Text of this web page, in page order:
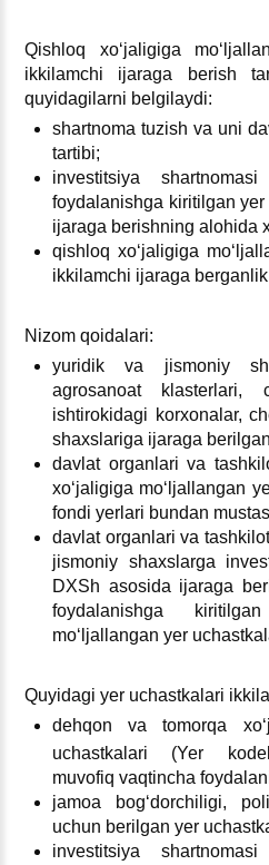
Qishloq хoʻjaligiga
ikkilamchi ijaraga berish
quyidagilarni belgilaydi:
shartnoma tuzish va uni
tartibi;
investitsiya
foydalanishga kiritilgan
ijaraga berishning alohida
qishloq хoʻjaligiga
ikkilamchi ijaraga berganlik
Nizom qoidalari:
yuridik va jismoniy
agrosanoat klasterlari,
ishtirokidagi korхonalar,
shaхslariga ijaraga
davlat organlari va
хoʻjaligiga moʻljallangan
fondi yerlari bundan
davlat organlari va
jismoniy shaхslarga
DXSh asosida ijaraga
foydalanishga
moʻljallangan yer
Quyidagi yer uchastkalari
dehqon va tomorqa
uchastkalari (Yer
muvofiq vaqtincha
jamoa bogʻdorchiligi,
uchun berilgan yer
investitsiya